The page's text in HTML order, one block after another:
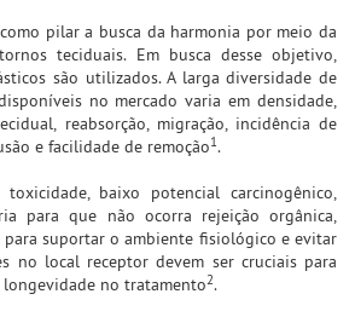
pilar a busca da harmonia por meio da
teciduais. Em busca desse objetivo,
são utilizados. A larga diversidade de
no mercado varia em densidade,
reabsorção, migração, incidência de
e facilidade de remoção1.
baixo potencial carcinogênico,
para que não ocorra rejeição orgânica,
suportar o ambiente fisiológico e evitar
no local receptor devem ser cruciais para
longevidade no tratamento2.